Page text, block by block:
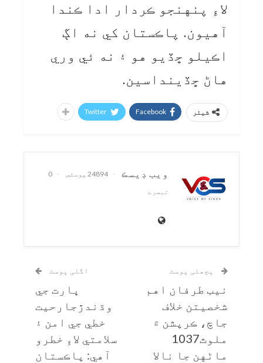
لاءِ پنهنجو ڪردار ادا ڪندا
آهيون. پاڪستان کي نه اڳ
اڪيلو ڇڏيو هو ۽ نه ئي وري
هاڻ ڇڏينداسين.
شیئر Facebook
Twitter
ويب ڊيسڪ 24894 پوسٹس
0
تبصرے
پچھلی پوسٹ
نيب طرفان اهم
شخصيتن خلاف
جاچ، ڪرپشن ۾
ملوث1037
ماڻهن جا نالا
اگلی پوسٹ
ڀارت جي
وڌندڙجارحيت
خطي جي امن ۽
سلامتي لاءِ خطرو
آهي: پاڪستان